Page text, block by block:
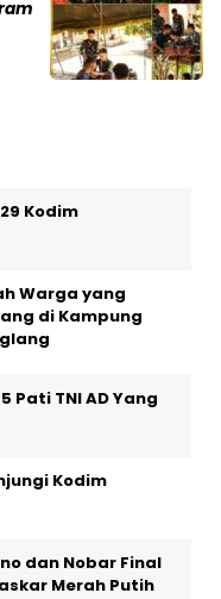
Kodim
Warga yang
di Kampung
Pati TNI AD Yang
Kodim
dan Nobar Final
Merah Putih